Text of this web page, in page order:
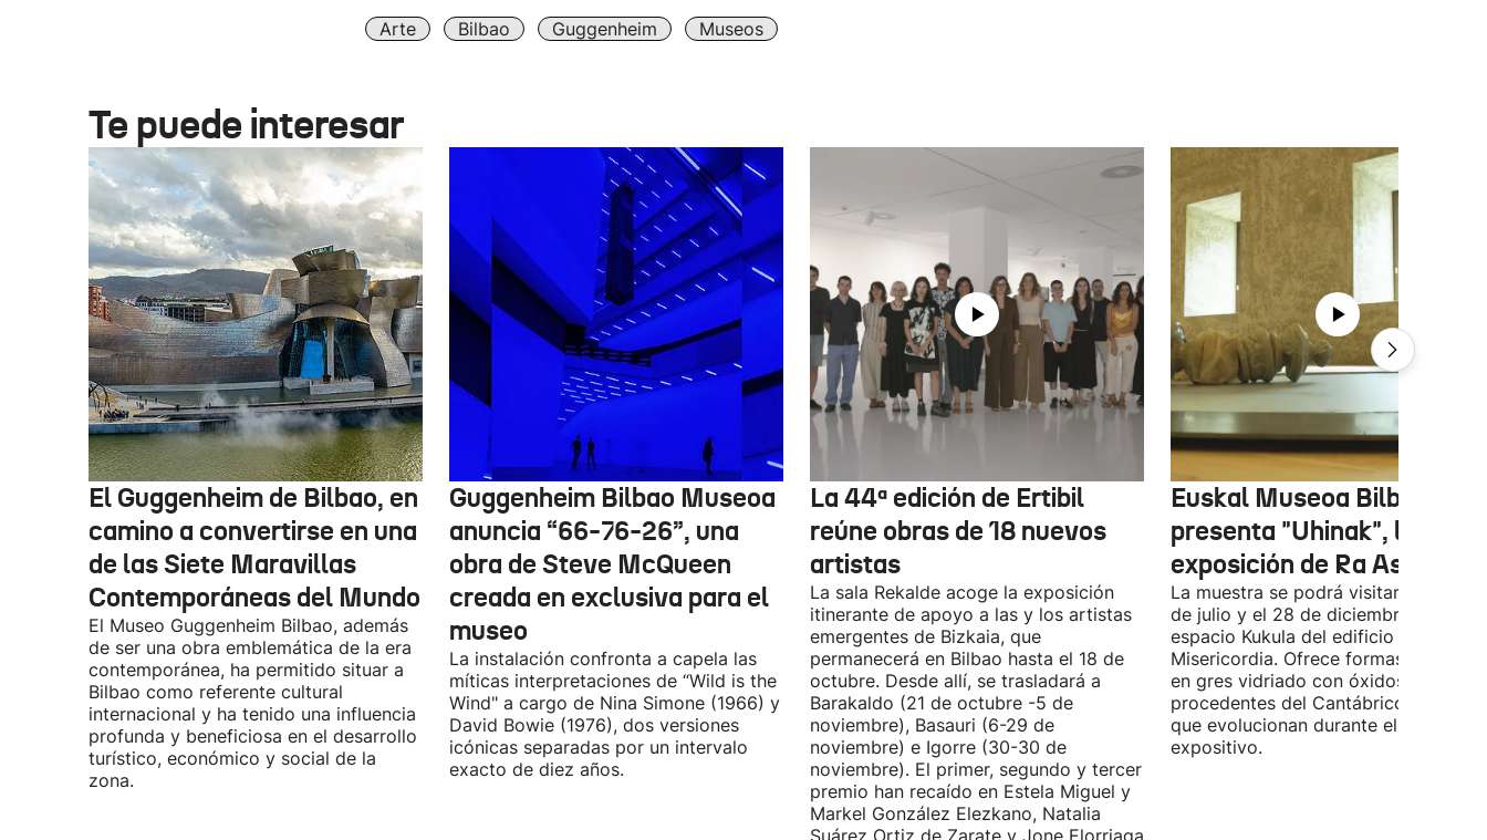
Arte Bilbao Guggenheim Museos
Te puede interesar
El Guggenheim de Bilbao, en
camino a convertirse en una
de las Siete Maravillas
Contemporáneas del Mundo
El Museo Guggenheim Bilbao, además
de ser una obra emblemática de la era
contemporánea, ha permitido situar a
Bilbao como referente cultural
internacional y ha tenido una influencia
profunda y beneficiosa en el desarrollo
turístico, económico y social de la
zona.
Guggenheim Bilbao Museoa
anuncia “66-76-26”, una
obra de Steve McQueen
creada en exclusiva para el
museo
La instalación confronta a capela las
míticas interpretaciones de “Wild is the
Wind" a cargo de Nina Simone (1966) y
David Bowie (1976), dos versiones
icónicas separadas por un intervalo
exacto de diez años.
La 44ª edición de Ertibil
reúne obras de 18 nuevos
artistas
La sala Rekalde acoge la exposición
itinerante de apoyo a las y los artistas
emergentes de Bizkaia, que
permanecerá en Bilbao hasta el 18 de
octubre. Desde allí, se trasladará a
Barakaldo (21 de octubre -5 de
noviembre), Basauri (6-29 de
noviembre) e Igorre (30-30 de
noviembre). El primer, segundo y tercer
premio han recaído en Estela Miguel y
Markel González Elezkano, Natalia
Suárez Ortiz de Zarate y Jone Elorriaga
Euskal Museoa Bilbao
presenta "Uhinak", la
exposición de Ra Asensi
La muestra se podrá visitar entre el 8
de julio y el 28 de diciembre en el
espacio Kukula del edificio
Misericordia. Ofrece formas
en gres vidriado con óxidos y algas
procedentes del Cantábrico,
que evolucionan durante el periodo
expositivo.